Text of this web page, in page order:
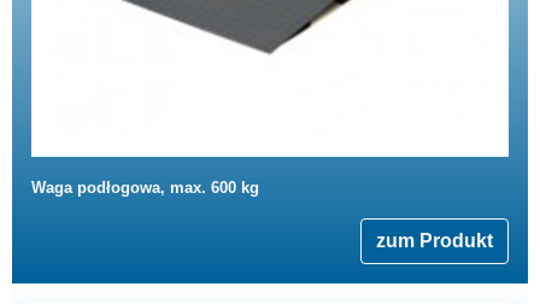
Waga podłogowa, max. 600 kg
zum Produkt